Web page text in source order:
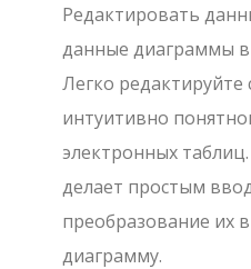
Редактировать
данные диаграммы
Легко
интуитивно
электронных
делает простым
преобразование их
диаграмму.